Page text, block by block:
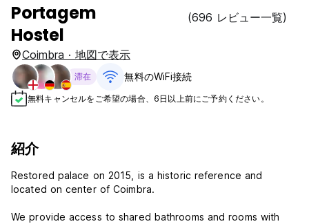
Portagem
Hostel
(696 レビュー一覧)
Coimbra · 地図で表示
滞在 無料のWiFi接続
無料キャンセルをご希望の場合、6日以上前にご予約ください。
紹介
Restored palace on 2015, is a historic reference and
located on center of Coimbra.
We provide access to shared bathrooms and rooms with